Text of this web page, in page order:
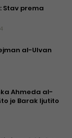
Stav prema
al-Ulvan
Ahmeda al-
je Barak ljutito